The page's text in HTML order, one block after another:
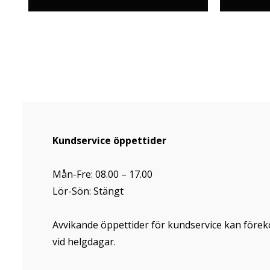
Kundservice öppettider
Mån-Fre: 08.00 – 17.00
Lör-Sön: Stängt
Avvikande öppettider för kundservice kan
vid helgdagar.